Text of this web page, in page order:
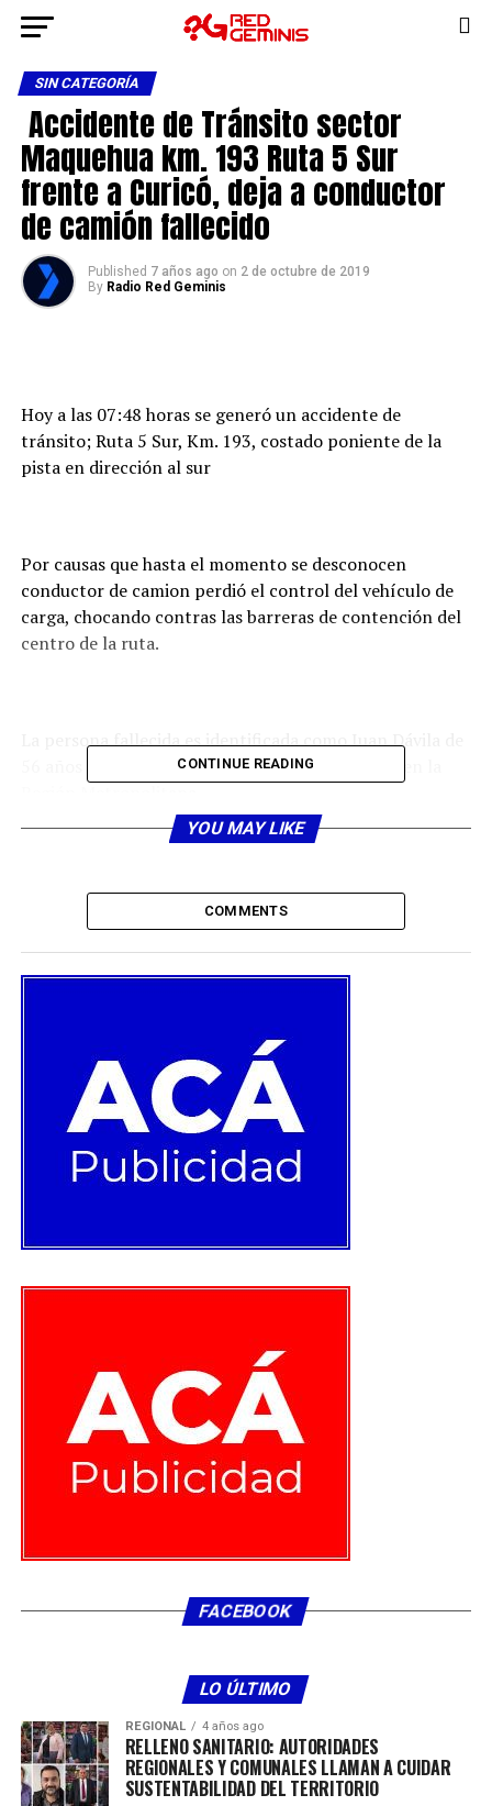
SIN CATEGORÍA
Accidente de Tránsito sector
Maquehua km. 193 Ruta 5 Sur
frente a Curicó, deja a conductor
de camión fallecido
Published 7 años ago on 2 de octubre de 2019
By Radio Red Geminis
Hoy a las 07:48 horas se generó un accidente de
tránsito; Ruta 5 Sur, Km. 193, costado poniente de la
pista en dirección al sur
Por causas que hasta el momento se desconocen
conductor de camion perdió el control del vehículo de
carga, chocando contras las barreras de contención del
centro de la ruta.
La persona fallecida es identificada como Juan Dávila de
56 años y con domicilio en la comuna de Lampa en la
Según indico personal policial, el occiso no presenta
falleciera por alguna razón que originó el accidente en
RELATED TOPICS:
CONTINUE READING
YOU MAY LIKE
COMMENTS
FACEBOOK
LO ÚLTIMO
REGIONAL 4 años ago
RELLENO SANITARIO: AUTORIDADES
REGIONALES Y COMUNALES LLAMAN A CUIDAR
SUSTENTABILIDAD DEL TERRITORIO